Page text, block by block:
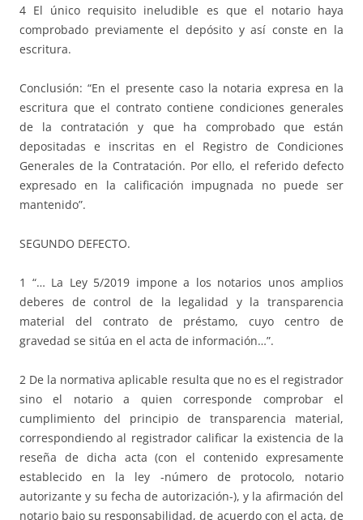
4 El único requisito ineludible es que el notario haya
comprobado previamente el depósito y así conste en la
escritura.
Conclusión: “En el presente caso la notaria expresa en la
escritura que el contrato contiene condiciones generales
de la contratación y que ha comprobado que están
depositadas e inscritas en el Registro de Condiciones
Generales de la Contratación. Por ello, el referido defecto
expresado en la calificación impugnada no puede ser
mantenido”.
SEGUNDO DEFECTO.
1 “… La Ley 5/2019 impone a los notarios unos amplios
deberes de control de la legalidad y la transparencia
material del contrato de préstamo, cuyo centro de
gravedad se sitúa en el acta de información…”.
2 De la normativa aplicable resulta que no es el registrador
sino el notario a quien corresponde comprobar el
cumplimiento del principio de transparencia material,
correspondiendo al registrador calificar la existencia de la
reseña de dicha acta (con el contenido expresamente
establecido en la ley -número de protocolo, notario
autorizante y su fecha de autorización-), y la afirmación del
notario bajo su responsabilidad, de acuerdo con el acta, de